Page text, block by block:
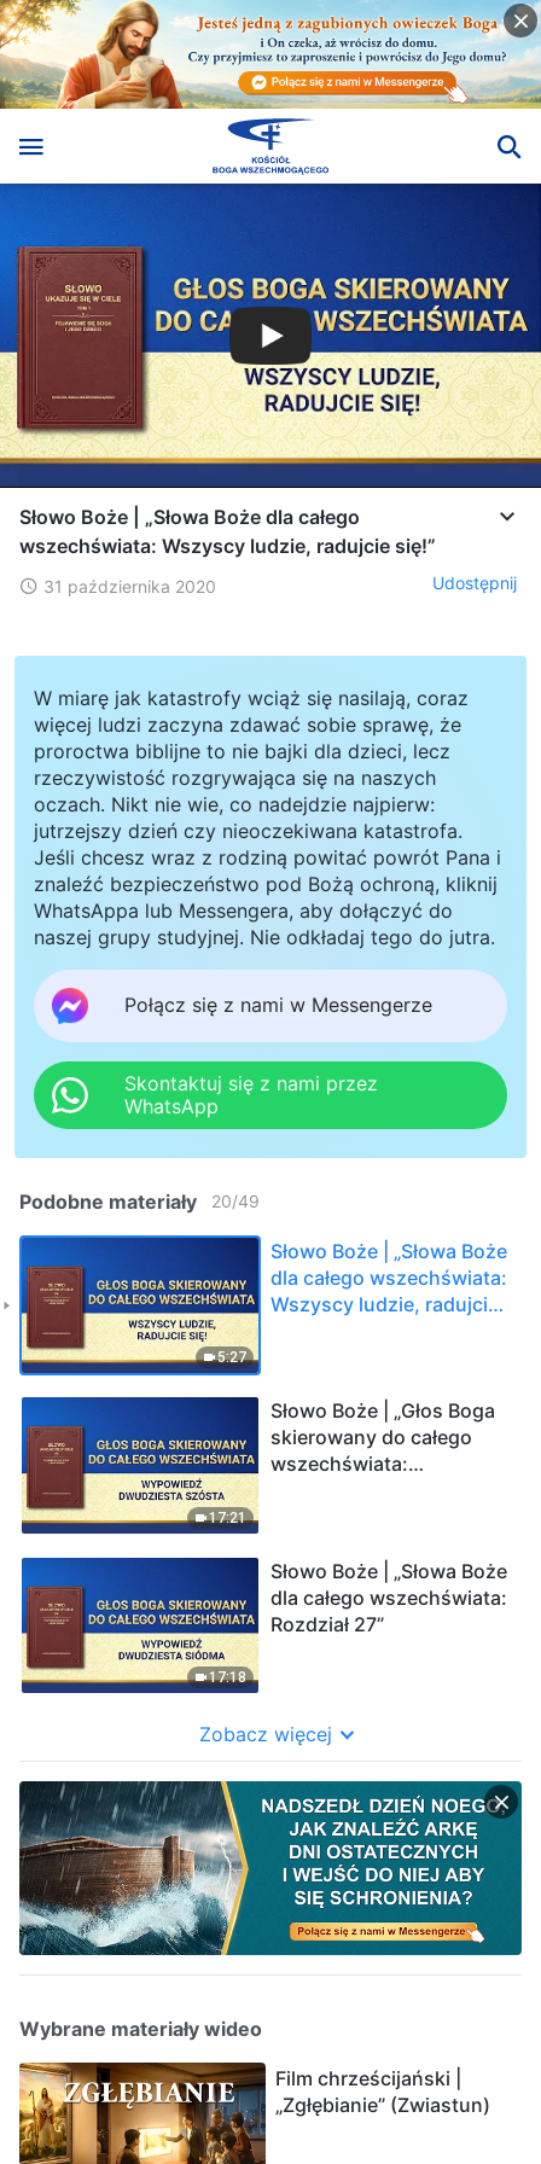
Słowo Boże | „Słowa Boże dla całego
wszechświata: Wszyscy ludzie, radujcie się!”
31 października 2020 Udostępnij
W miarę jak katastrofy wciąż się nasilają, coraz
więcej ludzi zaczyna zdawać sobie sprawę, że
proroctwa biblijne to nie bajki dla dzieci, lecz
rzeczywistość rozgrywająca się na naszych
oczach. Nikt nie wie, co nadejdzie najpierw:
jutrzejszy dzień czy nieoczekiwana katastrofa.
Jeśli chcesz wraz z rodziną powitać powrót Pana i
znaleźć bezpieczeństwo pod Bożą ochroną, kliknij
WhatsAppa lub Messengera, aby dołączyć do
naszej grupy studyjnej. Nie odkładaj tego do jutra.
Połącz się z nami w Messengerze
Skontaktuj się z nami przez
WhatsApp
Podobne materiały 20/49
5:27
Słowo Boże | „Słowa Boże
dla całego wszechświata:
Wszyscy ludzie, radujcie
17:21
Słowo Boże | „Głos Boga
skierowany do całego
wszechświata:
17:18
Słowo Boże | „Słowa Boże
dla całego wszechświata:
Rozdział 27”
Zobacz więcej
Wybrane materiały wideo
Film chrześcijański |
„Zgłębianie” (Zwiastun)